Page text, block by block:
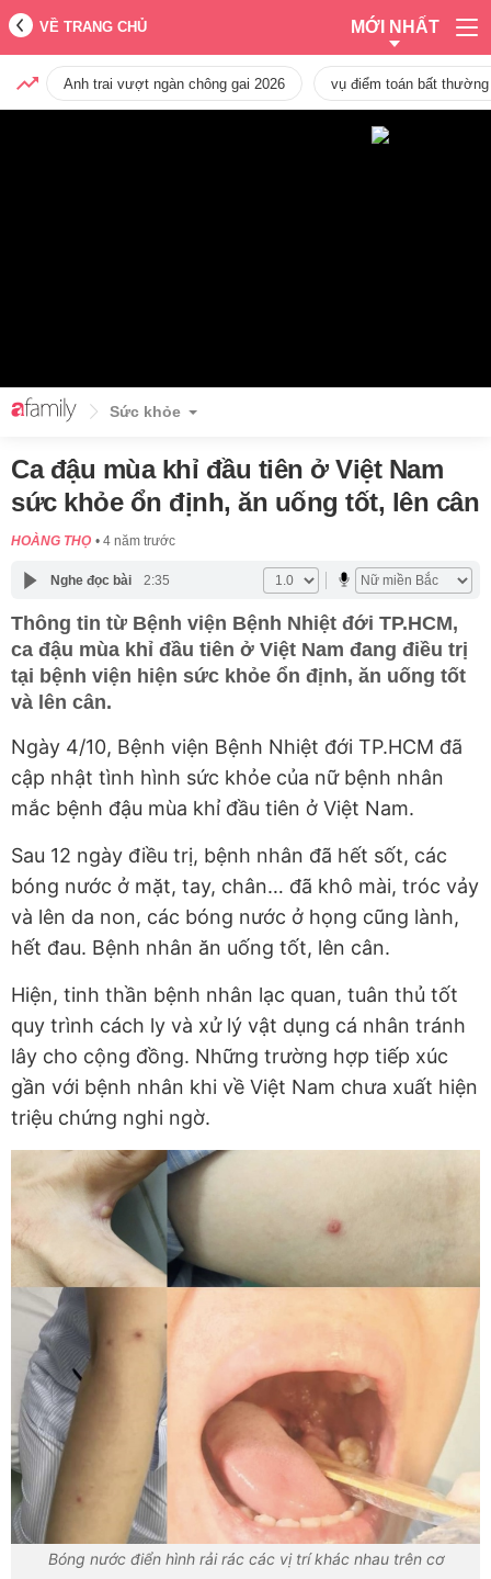
VỀ TRANG CHỦ MỚI NHẤT
Anh trai vượt ngàn chông gai 2026 vụ điểm toán bất
Sức khỏe
Ca đậu mùa khỉ đầu tiên ở Việt Nam
sức khỏe ổn định, ăn uống tốt, lên cân
HOÀNG THỌ 4 năm trước
Nghe đọc bài 2:35
Thông tin từ Bệnh viện Bệnh Nhiệt đới TP.HCM,
ca đậu mùa khỉ đầu tiên ở Việt Nam đang điều trị
tại bệnh viện hiện sức khỏe ổn định, ăn uống tốt
và lên cân.
Ngày 4/10, Bệnh viện Bệnh Nhiệt đới TP.HCM đã
cập nhật tình hình sức khỏe của nữ bệnh nhân
mắc bệnh đậu mùa khỉ đầu tiên ở Việt Nam.
Sau 12 ngày điều trị, bệnh nhân đã hết sốt, các
bóng nước ở mặt, tay, chân… đã khô mài, tróc vảy
và lên da non, các bóng nước ở họng cũng lành,
hết đau. Bệnh nhân ăn uống tốt, lên cân.
Hiện, tinh thần bệnh nhân lạc quan, tuân thủ tốt
quy trình cách ly và xử lý vật dụng cá nhân tránh
lây cho cộng đồng. Những trường hợp tiếp xúc
gần với bệnh nhân khi về Việt Nam chưa xuất hiện
triệu chứng nghi ngờ.
Bóng nước điển hình rải rác các vị trí khác nhau trên cơ